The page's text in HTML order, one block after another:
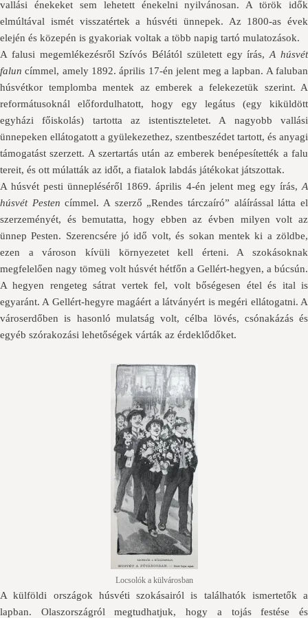
vallási énekeket sem lehetett énekelni nyilvánosan. A török idők
elmúltával ismét visszatértek a húsvéti ünnepek. Az 1800-as évek
elején és közepén is gyakoriak voltak a több napig tartó mulatozások.
A falusi megemlékezésről Szívós Bélától született egy írás, A húsvét
falun címmel, amely 1892. április 17-én jelent meg a lapban. A faluban
húsvétkor templomba mentek az emberek a felekezetük szerint. A
reformátusoknál előfordulhatott, hogy egy legátus (egy kiküldött
egyházi főiskolás) tartotta az istentiszteletet. A nagyobb vallási
ünnepeken ellátogatott a gyülekezethez, szentbeszédet tartott, és anyagi
támogatást szerzett. A szertartás után az emberek benépesítették a falu
tereit, és ott múlatták az időt, a fiatalok labdás játékokat játszottak.
A húsvét pesti ünnepléséről 1869. április 4-én jelent meg egy írás, A
húsvét Pesten címmel. A szerző „Rendes tárczaíró” aláírással látta el
szerzeményét, és bemutatta, hogy ebben az évben milyen volt az
ünnep Pesten. Szerencsére jó idő volt, és sokan mentek ki a zöldbe,
ezen a városon kívüli környezetet kell érteni. A szokásoknak
megfelelően nagy tömeg volt húsvét hétfőn a Gellért-hegyen, a búcsún.
A hegyen rengeteg sátrat vertek fel, volt bőségesen étel és ital is
egyaránt. A Gellért-hegyre magáért a látványért is megéri ellátogatni. A
városerdőben is hasonló mulatság volt, célba lövés, csónakázás és
egyéb szórakozási lehetőségek várták az érdeklődőket.
Locsolók a külvárosban
A külföldi országok húsvéti szokásairól is találhatók ismertetők a
lapban. Olaszországról megtudhatjuk, hogy a tojás festése és